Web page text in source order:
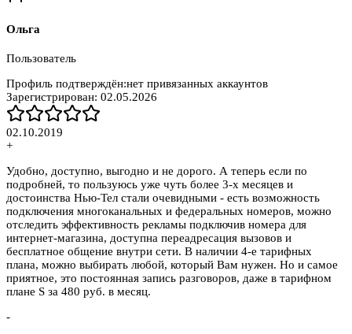
Ольга
Пользователь
Профиль подтверждён:нет привязанных аккаунтов
Зарегистрирован: 02.05.2026
02.10.2019
+
Удобно, доступно, выгодно и не дорого. А теперь если по
подробней, то пользуюсь уже чуть более 3-х месяцев и
достоинства Нью-Тел стали очевидными - есть возможность
подключения многоканальных и федеральных номеров, можно
отследить эффективность рекламы подключив номера для
интернет-магазина, доступна переадресация вызовов и
бесплатное общение внутри сети. В наличии 4-е тарифных
плана, можно выбирать любой, который Вам нужен. Но и самое
приятное, это постоянная запись разговоров, даже в тарифном
плане S за 480 руб. в месяц.
-